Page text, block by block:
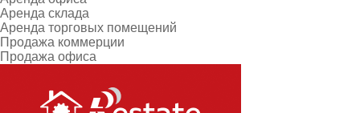
Аренда склада
Аренда торговых помещений
Продажа коммерции
Продажа офиса